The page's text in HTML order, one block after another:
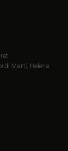
Martí, Helena